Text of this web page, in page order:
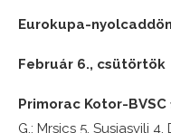
Eurokupa-
Február 6., csütörtök
Primorac Kotor-BVSC
G.: Mrsics 5, Susiasvili